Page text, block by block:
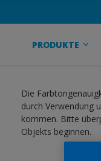
PRODUKTE
Die
durch Verwendung
kommen. Bitte
Objekts beginnen.